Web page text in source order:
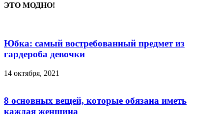
ЭТО МОДНО!
Юбка: самый востребованный предмет из
гардероба девочки
14 октября, 2021
8 основных вещей, которые обязана иметь
каждая женщина